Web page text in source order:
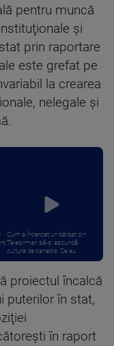
pentru muncă
şi
prin raportare
este grefat pe
la crearea
nelegale şi
Cum a încercat un bărbat din
Teleorman să-și ascundă
cultura de canabis. Ce au ...
proiectul încalcă
puterilor în stat,
în raport